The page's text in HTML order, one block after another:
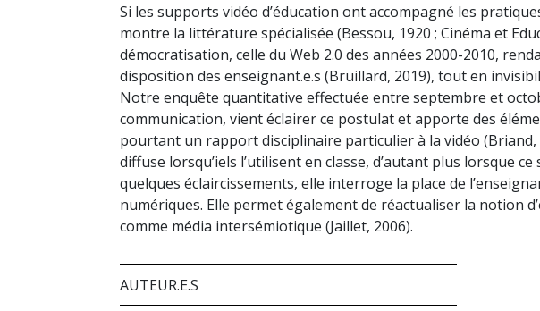
Si les supports vidéo d’éducation ont accompagné les
montre la littérature spécialisée (Bessou, 1920 ; Cinéma et
démocratisation, celle du Web 2.0 des années 2000-2010,
disposition des enseignant.e.s (Bruillard, 2019), tout en
Notre enquête quantitative effectuée entre septembre et
communication, vient éclairer ce postulat et apporte des
pourtant un rapport disciplinaire particulier à la vidéo
diffuse lorsqu’iels l’utilisent en classe, d’autant plus lorsque
quelques éclaircissements, elle interroge la place de
numériques. Elle permet également de réactualiser la notion
comme média intersémiotique (Jaillet, 2006).
AUTEUR.E.S